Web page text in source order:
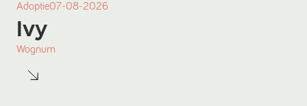
Adoptie07-08-2026
Ivy
Wognum